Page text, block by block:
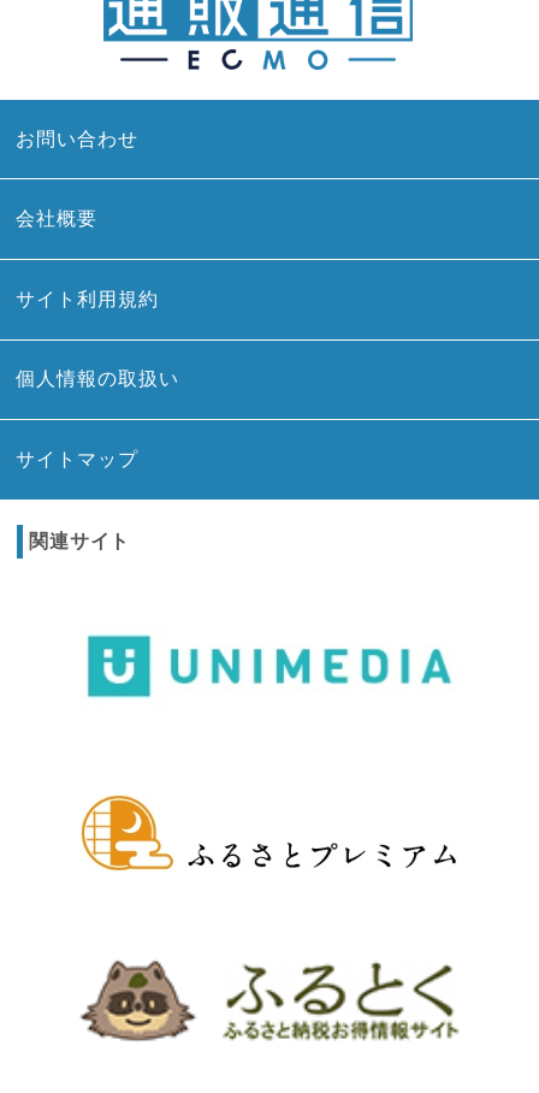
お問い合わせ
会社概要
サイト利用規約
個人情報の取扱い
サイトマップ
関連サイト